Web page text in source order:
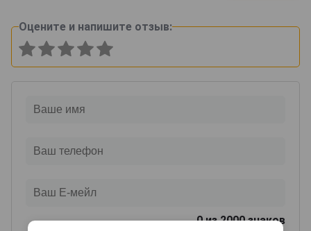
Оцените и напишите отзыв:
0из 2000 знаков